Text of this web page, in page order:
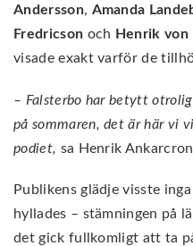
Andersson, Amanda
Fredricson och Henrik von
visade exakt varför de
– Falsterbo har betytt
på sommaren, det är här vi
podiet, sa Henrik
Publikens glädje visste
hyllades – stämningen på
det gick fullkomligt att ta